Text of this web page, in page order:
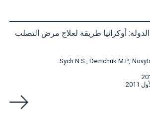
رقم البراءة : 72955 الدولة: أوكرانيا طريقة لعلاج مرض التصلب
Sych N.S., Demchuk M.P.,